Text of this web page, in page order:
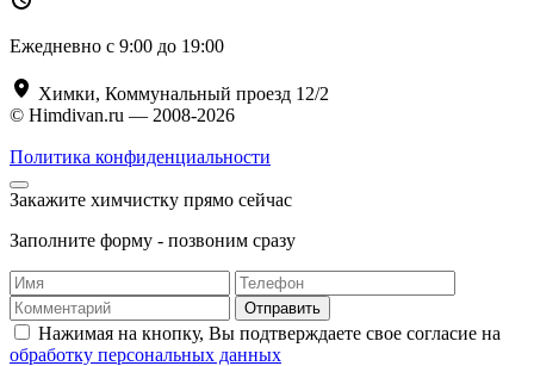
Ежедневно с 9:00 до 19:00
Химки, Коммунальный проезд 12/2
© Himdivan.ru — 2008-2026
Политика конфиденциальности
Закажите химчистку прямо сейчас
Заполните форму - позвоним сразу
Отправить
Нажимая на кнопку, Вы подтверждаете свое согласие на
обработку персональных данных